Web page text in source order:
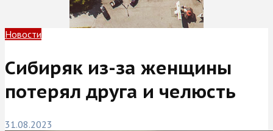
Новости
Сибиряк из-за женщины
потерял друга и челюсть
31.08.2023